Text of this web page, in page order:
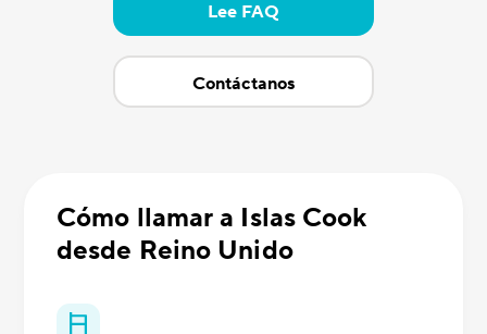
Lee FAQ
Contáctanos
Cómo llamar a Islas Cook
desde Reino Unido